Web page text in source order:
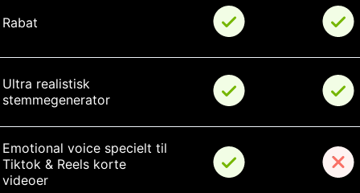
Rabat
Ultra realistisk
stemmegenerator
Emotional voice specielt til
Tiktok & Reels korte
videoer